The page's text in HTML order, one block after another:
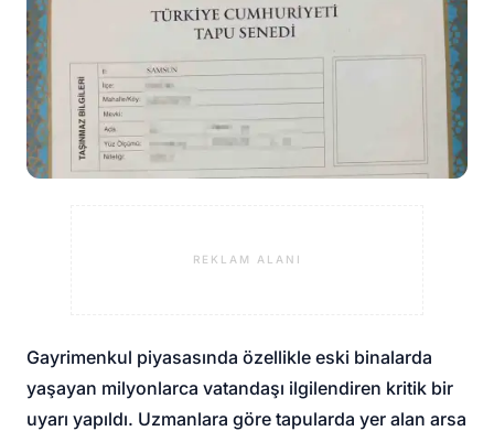
REKLAM ALANI
Gayrimenkul piyasasında özellikle eski binalarda
yaşayan milyonlarca vatandaşı ilgilendiren kritik bir
uyarı yapıldı. Uzmanlara göre tapularda yer alan arsa